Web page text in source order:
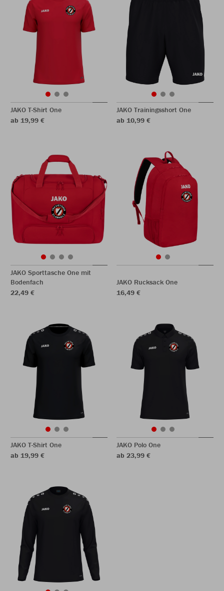
JAKO T-Shirt One
ab 19,99 €
JAKO Trainingsshort One
ab 10,99 €
JAKO Sporttasche One mit
Bodenfach
22,49 €
JAKO Rucksack One
16,49 €
JAKO T-Shirt One
ab 19,99 €
JAKO Polo One
ab 23,99 €